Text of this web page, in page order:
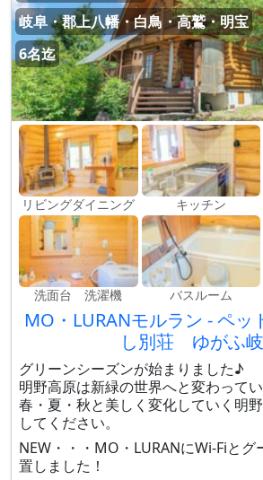
岐阜・郡上八幡・白鳥・高鷲・明宝
6名迄
リビングダイニング キッチン
洗面台 洗濯機 バスルーム
MO・LURANモルラン - ペッ
し別荘 ゆがふ
グリーンシーズンが始まりました♪
明野高原は新緑の世界へと変わって
春・夏・秋と美しく変化していく明
してください。
NEW・・・MO・LURANにWi-Fiとグ
置しました！